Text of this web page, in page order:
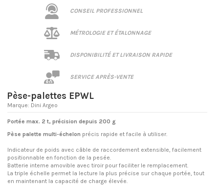
CONSEIL PROFESSIONNEL
MÉTROLOGIE ET ÉTALONNAGE
DISPONIBILITÉ ET LIVRAISON RAPIDE
SERVICE APRÈS-VENTE
Pèse-palettes EPWL
Marque: Dini Argeo
Portée max. 2 t, précision depuis 200 g
Pèse palette multi-échelon précis rapide et facile à utiliser.
Indicateur de poids avec câble de raccordement extensible, facilement
positionnable en fonction de la pesée.
Batterie interne amovible avec tiroir pour faciliter le remplacement.
La triple échelle permet la lecture la plus précise sur chaque portée, tout
en maintenant la capacité de charge élevée.